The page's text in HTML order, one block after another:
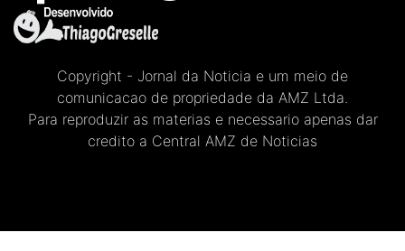
Copyright - Jornal da Noticia e um meio de
comunicacao de propriedade da AMZ Ltda.
Para reproduzir as materias e necessario apenas dar
credito a Central AMZ de Noticias